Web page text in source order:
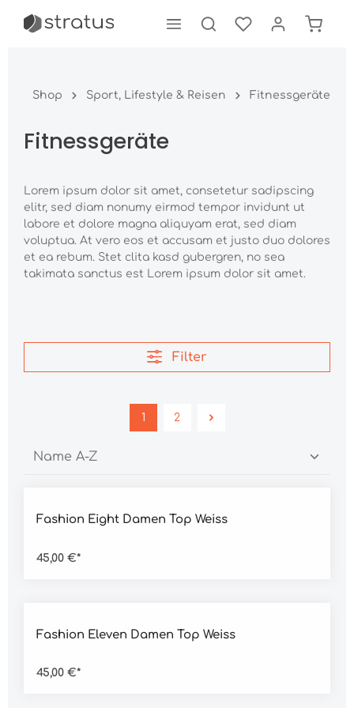
springen
Shop Sport, Lifestyle & Reisen Fitnessgeräte
Fitnessgeräte
Lorem ipsum dolor sit amet, consetetur sadipscing
elitr, sed diam nonumy eirmod tempor invidunt ut
labore et dolore magna aliquyam erat, sed diam
voluptua. At vero eos et accusam et justo duo dolores
et ea rebum. Stet clita kasd gubergren, no sea
takimata sanctus est Lorem ipsum dolor sit amet.
Filter
1 2
Fashion Eight Damen Top Weiss
45,00 €*
Fashion Eleven Damen Top Weiss
45,00 €*